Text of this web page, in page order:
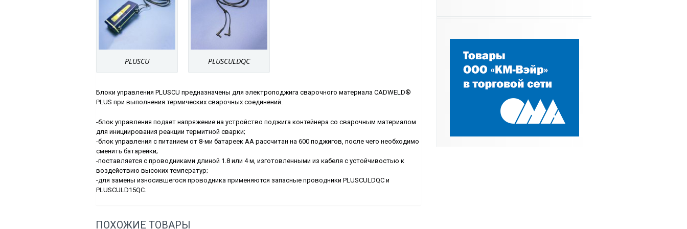
PLUSCU PLUSCULDQC
Блоки управления PLUSCU предназначены для электроподжига сварочного материала CADWELD®
PLUS при выполнения термических сварочных соединений.
-блок управления подает напряжение на устройство поджига контейнера со сварочным материалом
для инициирования реакции термитной сварки;
-блок управления с питанием от 8-ми батареек АА рассчитан на 600 поджигов, после чего необходимо
сменить батарейки;
-поставляется с проводниками длиной 1.8 или 4 м, изготовленными из кабеля с устойчивостью к
воздействию высоких температур;
-для замены износившегося проводника применяются запасные проводники PLUSCULDQC и
PLUSCULD15QC.
ПОХОЖИЕ ТОВАРЫ